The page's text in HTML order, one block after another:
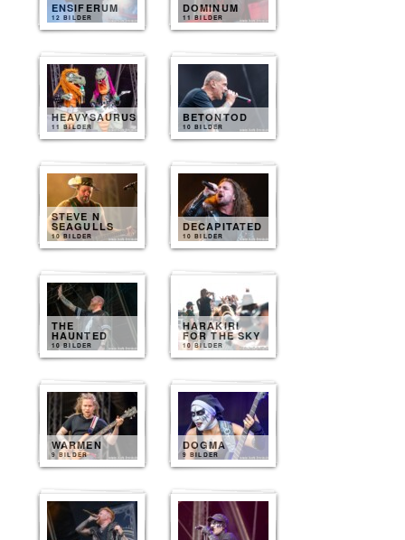
ENSIFERUM
12 BILDER
DOMINUM
11 BILDER
HEAVYSAURUS
11 BILDER
BETONTOD
10 BILDER
STEVE N
SEAGULLS
10 BILDER
DECAPITATED
10 BILDER
THE
HAUNTED
10 BILDER
HARAKIRI
FOR THE SKY
10 BILDER
WARMEN
9 BILDER
DOGMA
9 BILDER